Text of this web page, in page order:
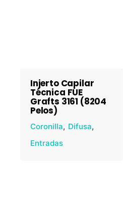
Injerto Capilar
Técnica FUE
Grafts 3161 (8204
Pelos)
Coronilla
Difusa
Entradas